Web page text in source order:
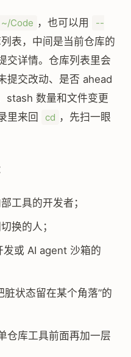
~/Code ，也可以用
--
表，中间是当前仓库的
交详情。仓库列表里会
提交改动、是否 ahead
stash 数量和文件变更
里来回
cd ，先扫一眼
工具的开发者；
换的人；
或 AI agent 沙箱的
脏状态留在某个角落”的
仓库工具前面再加一层